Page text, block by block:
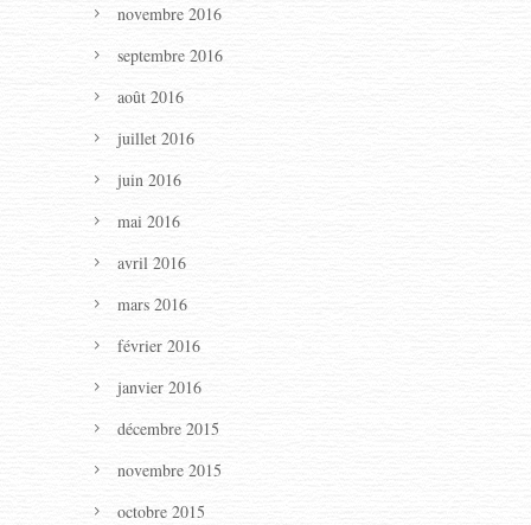
novembre 2016
septembre 2016
août 2016
juillet 2016
juin 2016
mai 2016
avril 2016
mars 2016
février 2016
janvier 2016
décembre 2015
novembre 2015
octobre 2015